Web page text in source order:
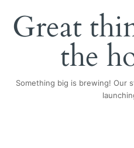
Great
the
Something big is brewing! Our